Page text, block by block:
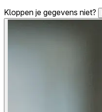
Kloppen je gegevens niet?